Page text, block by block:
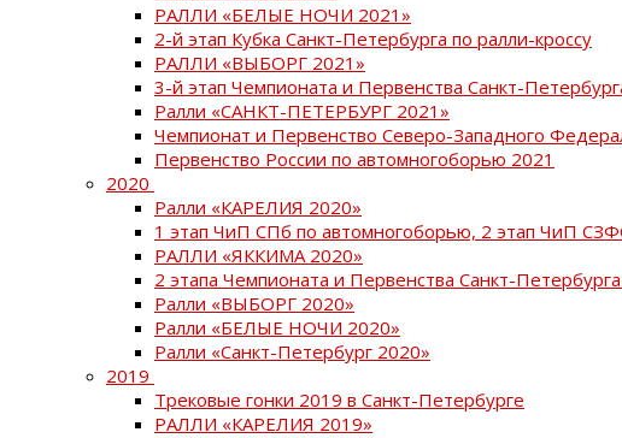
РАЛЛИ «БЕЛЫЕ НОЧИ 2021»
2-й этап Кубка Санкт-Петербурга по ралли-кроссу
РАЛЛИ «ВЫБОРГ 2021»
3-й этап Чемпионата и Первенства Санкт-
Ралли «САНКТ-ПЕТЕРБУРГ 2021»
Чемпионат и Первенство Северо-Западного
Первенство России по автомногоборью 2021
2020
Ралли «КАРЕЛИЯ 2020»
1 этап ЧиП СПб по автомногоборью, 2 этап ЧиП
РАЛЛИ «ЯККИМА 2020»
2 этапа Чемпионата и Первенства Санкт-
Ралли «ВЫБОРГ 2020»
Ралли «БЕЛЫЕ НОЧИ 2020»
Ралли «Санкт-Петербург 2020»
2019
Трековые гонки 2019 в Санкт-Петербурге
РАЛЛИ «КАРЕЛИЯ 2019»